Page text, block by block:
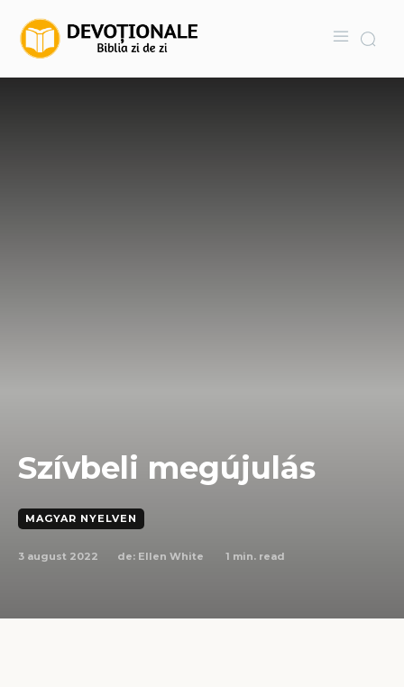
Szívbeli megújulás
MAGYAR NYELVEN
3 august 2022 de: Ellen White 1 min. read